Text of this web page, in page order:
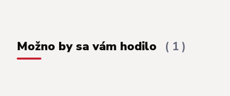
Možno by sa vám hodilo 1